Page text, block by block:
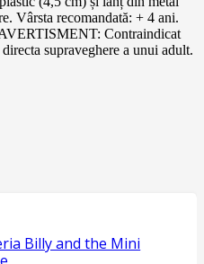
Vârsta recomandată: + 4 ani.
Contraindicat
supraveghere a unui adult.
Billy and the Mini